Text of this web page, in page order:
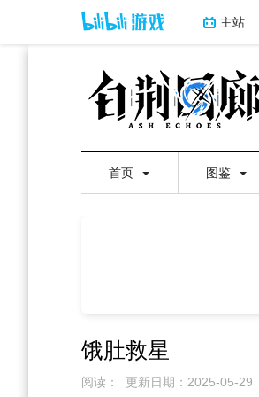
主站
首页 图鉴
饿肚救星
阅读： 更新日期： 2025-05-29